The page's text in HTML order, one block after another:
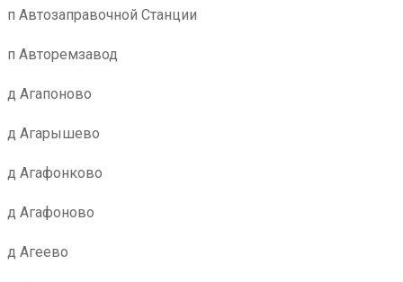
п Автозаправочной Станции
п Авторемзавод
д Агапоново
д Агарышево
д Агафонково
д Агафоново
д Агеево